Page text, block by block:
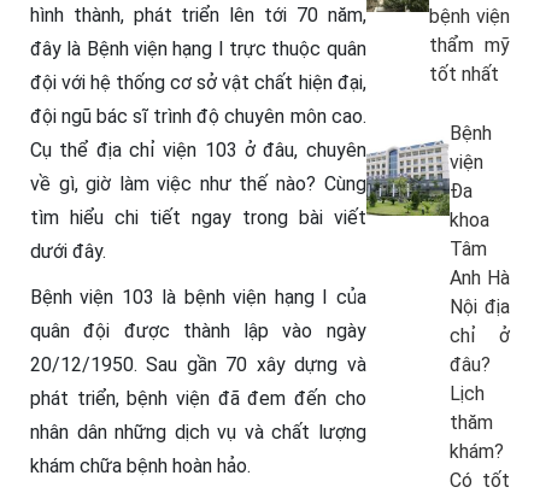
hình thành, phát triển lên tới 70 năm,
đây là Bệnh viện hạng I trực thuộc quân
đội với hệ thống cơ sở vật chất hiện đại,
đội ngũ bác sĩ trình độ chuyên môn cao.
Cụ thể địa chỉ viện 103 ở đâu, chuyên
về gì, giờ làm việc như thế nào? Cùng
tìm hiểu chi tiết ngay trong bài viết
dưới đây.
Bệnh viện 103 là bệnh viện hạng I của
quân đội được thành lập vào ngày
20/12/1950. Sau gần 70 xây dựng và
phát triển, bệnh viện đã đem đến cho
nhân dân những dịch vụ và chất lượng
khám chữa bệnh hoàn hảo.
bệnh viện
thẩm mỹ
tốt nhất
Bệnh
viện
Đa
khoa
Tâm
Anh Hà
Nội địa
chỉ ở
đâu?
Lịch
thăm
khám?
Có tốt